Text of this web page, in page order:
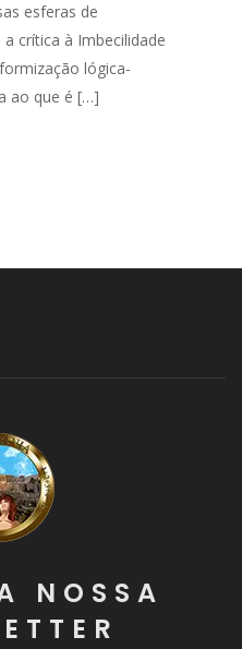
esferas de
crítica à Imbecilidade
lógica-
ao que é […]
NOSSA